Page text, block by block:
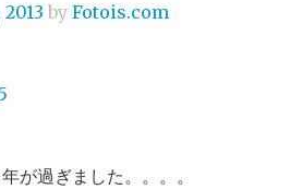
2013 by Fotois.com
が過ぎました。。。。